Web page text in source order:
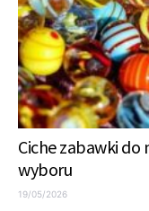
Ciche zabawki do
wyboru
19/05/2026